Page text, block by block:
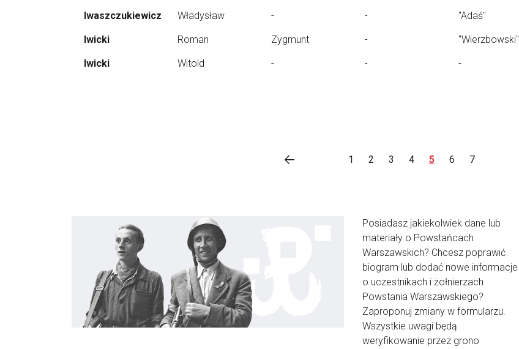
Iwaszczukiewicz Władysław - - "Adaś"
Iwicki Roman Zygmunt - "Wierzbowski"
Iwicki Witold - - -
1 2 3 4 5 6 7
Posiadasz jakiekolwiek dane lub
materiały o Powstańcach
Warszawskich? Chcesz poprawić
biogram lub dodać nowe informacje
o uczestnikach i żołnierzach
Powstania Warszawskiego?
Zaproponuj zmiany w formularzu.
Wszystkie uwagi będą
weryfikowanie przez grono